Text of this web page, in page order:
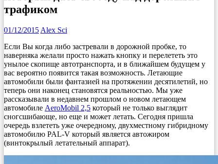
трафиком
01/12/2015 Alex Sci
Если Вы когда либо застревали в дорожной пробке, то
наверняка желали просто нажать кнопку и перелететь это
унылое скопище автотранспорта, и в ближайшем будущем у
вас вероятно появится такая возможность. Летающие
автомобили были фантазией на протяжении десятилетий, но
теперь они наконец становятся реальностью. Мы уже
рассказывали в недавнем прошлом о новом летающем
автомобиле AeroMobil 2,5 который не только выглядит
сногсшибающе, но еще и может летать. Сегодня пришла
очередь взлететь уже очередному, двухместному гибридному
автомобилю PAL-V который является автожиром
(винтокрылый летательный аппарат).